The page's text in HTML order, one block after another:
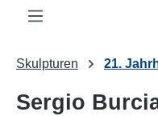
Skulpturen 21.
Sergio